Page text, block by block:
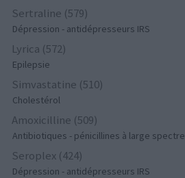
Sertraline (579)
Dépression - antidépresseurs IRS
Lyrica (572)
Epilepsie
Simvastatine (510)
Cholestérol
Amoxicilline (509)
Antibiotiques - pénicillines à large spectre
Seroplex (424)
Dépression - antidépresseurs IRS